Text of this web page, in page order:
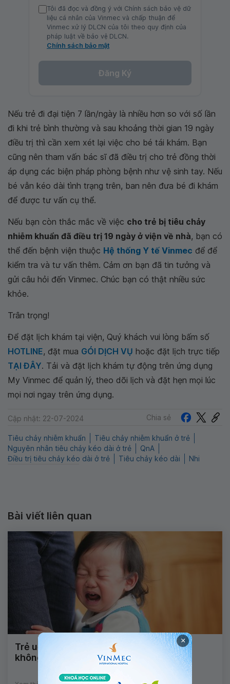
Tôi đã đọc và đồng ý với Chính sách bảo vệ dữ
liệu cá nhân của Vinmec và chấp thuận để
Vinmec xử lý DLCN của tôi theo quy định của
pháp luật về bảo vệ DLCN.
Chính sách bảo mật
Đăng Ký
Nếu trẻ đi đại tiện 7 lần/ngày là nhiều hơn so với số lần
đi khi trẻ bình thường và sau khoảng thời gian 19 ngày
điều trị thì cần xem xét lại việc cho bé tái khám. Bạn
cũng nên tham vấn bác sĩ đã điều trị cho trẻ đồng thời
áp dụng các biện pháp phòng bệnh như vệ sinh tay. Nếu
bé vẫn kéo dài tình trạng trên, ban nên đưa bé đi khám
để được tư vấn cụ thể.
Nếu bạn còn thắc mắc về việc cho trẻ bị tiêu chảy
nhiễm khuẩn đã điều trị 19 ngày ở viện về nhà, bạn có
thể đến bệnh viện thuộc Hệ thống Y tế Vinmec để để
kiểm tra và tư vấn thêm. Cảm ơn bạn đã tin tưởng và
gửi câu hỏi đến Vinmec. Chúc bạn có thật nhiều sức
khỏe.
Trân trọng!
Để đặt lịch khám tại viện, Quý khách vui lòng bấm số
HOTLINE, đặt mua GÓI DỊCH VỤ hoặc đặt lịch trực tiếp
TẠI ĐÂY. Tải và đặt lịch khám tự động trên ứng dụng
My Vinmec để quản lý, theo dõi lịch và đặt hẹn mọi lúc
mọi nơi ngay trên ứng dụng.
Cập nhật: 22-07-2024 Chia sẻ
Tiêu chảy nhiễm khuẩn
Tiêu chảy nhiễm khuẩn ở trẻ
Nguyên nhân tiêu chảy kéo dài ở trẻ
QnA
Điều trị tiêu chảy kéo dài ở trẻ
Tiêu chảy kéo dài Nhi
Bài viết liên quan
Trẻ uống thuốc tiêu chảy nhiễm khuẩn
không đỡ phải làm thế nào?
×